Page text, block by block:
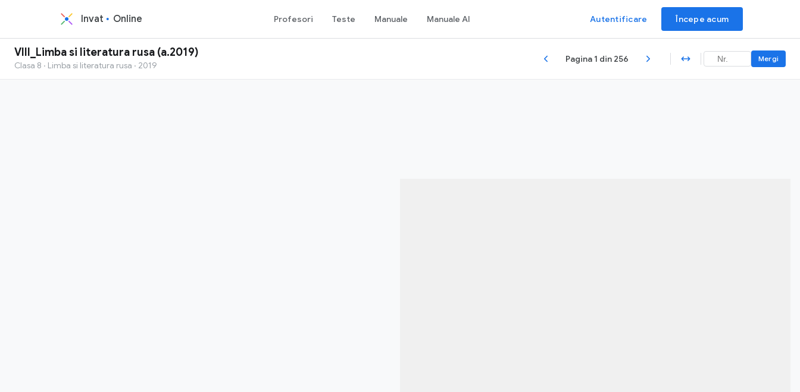
Invat Online Profesori Teste Manuale Manuale AI Autentificare Începe acum
VIII_Limba si literatura rusa (a.2019)
Clasa 8 · Limba si literatura rusa · 2019
Pagina 1 din 256 Mergi